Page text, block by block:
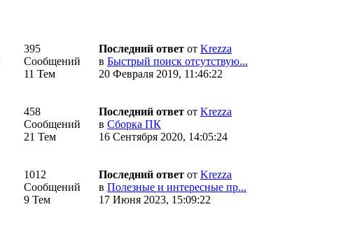
395
Сообщений
11 Тем
Последний ответ от Krezza
в Быстрый поиск отсутствую...
20 Февраля 2019, 11:46:22
458
Сообщений
21 Тем
Последний ответ от Krezza
в Сборка ПК
16 Сентября 2020, 14:05:24
1012
Сообщений
9 Тем
Последний ответ от Krezza
в Полезные и интересные пр...
17 Июня 2023, 15:09:22